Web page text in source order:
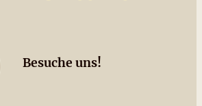
Besuche uns!